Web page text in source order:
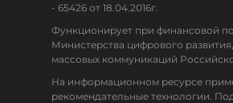
- 65426 от 18.04.2016г.
Функционирует при финансовой
Министерства цифрового
массовых коммуникаций
На информационном ресурсе
рекомендательные технологии.